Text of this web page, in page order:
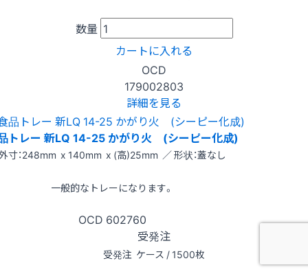
数量
カートに入れる
OCD
179002803
詳細を見る
トレー 新LQ 14-25 かがり火 (シーピー化成)
寸：248mm x 140mm x (高)25mm ／ 形状：蓋なし
一般的なトレーになります。
OCD 602760
受発注
受発注 ケース / 1500枚